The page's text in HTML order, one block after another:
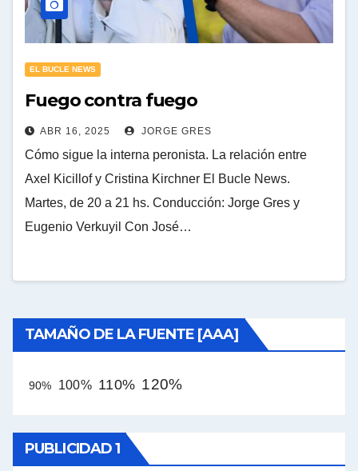
EL BUCLE NEWS
Fuego contra fuego
ABR 16, 2025 JORGE GRES
Cómo sigue la interna peronista. La relación entre
Axel Kicillof y Cristina Kirchner El Bucle News.
Martes, de 20 a 21 hs. Conducción: Jorge Gres y
Eugenio Verkuyil Con José…
TAMAÑO DE LA FUENTE [AAA]
90% 100% 110% 120%
PUBLICIDAD 1